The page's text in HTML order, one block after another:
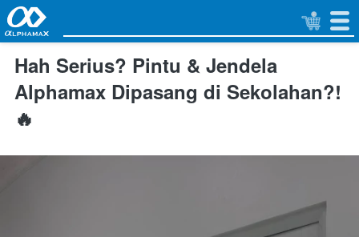
Hah Serius? Pintu & Jendela
Alphamax Dipasang di Sekolahan?!
🔥